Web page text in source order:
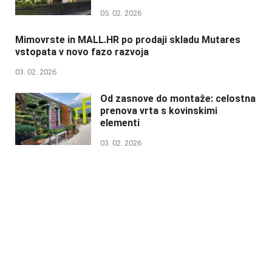
05. 02. 2026
Mimovrste in MALL.HR po prodaji skladu Mutares
vstopata v novo fazo razvoja
03. 02. 2026
Od zasnove do montaže: celostna
prenova vrta s kovinskimi
elementi
03. 02. 2026